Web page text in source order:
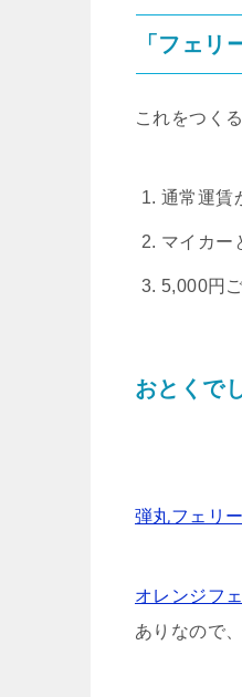
「フェリ
これをつくる
通常運賃
マイカー
5,000円
おとくで
弾丸フェリー
オレンジフ
ありなので